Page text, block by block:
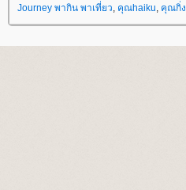
Journey พากิน พาเที่ยว, คุณhaiku, คุณกิ่